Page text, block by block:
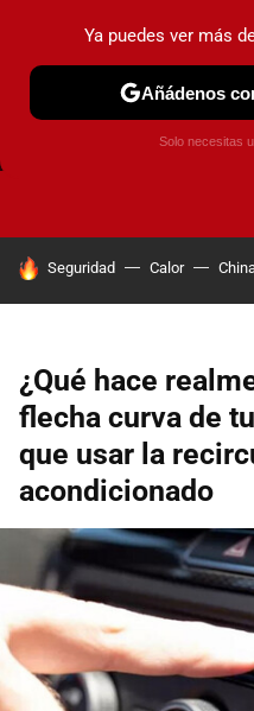
CAMBIO DE
HOY SE HABLA DE
Seguridad Calor
¿Qué hace
flecha curva de
que usar la
acondicionado
Ya puedes ver más
Añádenos
Solo necesitas